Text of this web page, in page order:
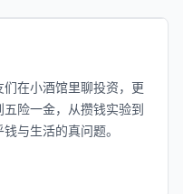
在小酒馆里聊投资，更
险一金，从攒钱实验到
与生活的真问题。